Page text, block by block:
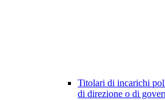
Titolari di incarichi
di direzione o di